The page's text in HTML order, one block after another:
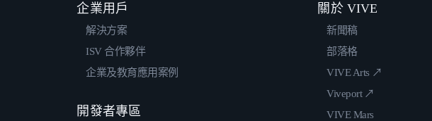
企業用戶
解決方案
ISV 合作夥伴
企業及教育應用案例
開發者專區
關於 VIVE
新聞稿
部落格
VIVE Arts ↗
Viveport ↗
VIVE Mars